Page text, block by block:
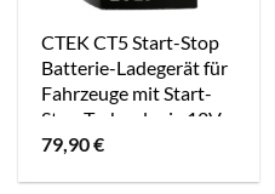
CTEK CT5 Start-Stop
Batterie-Ladegerät für
Fahrzeuge mit Start-
Stop Technologie 12V
3,8A
79,90€